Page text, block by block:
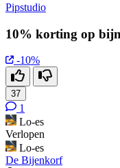
Pipstudio
10% korting op
-10%
37
1
Lo-es
Verlopen
Lo-es
De Bijenkorf